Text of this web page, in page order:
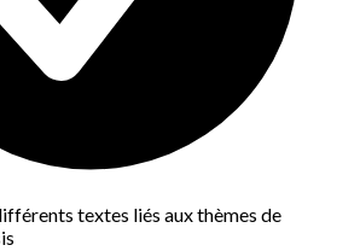
textes liés aux thèmes de